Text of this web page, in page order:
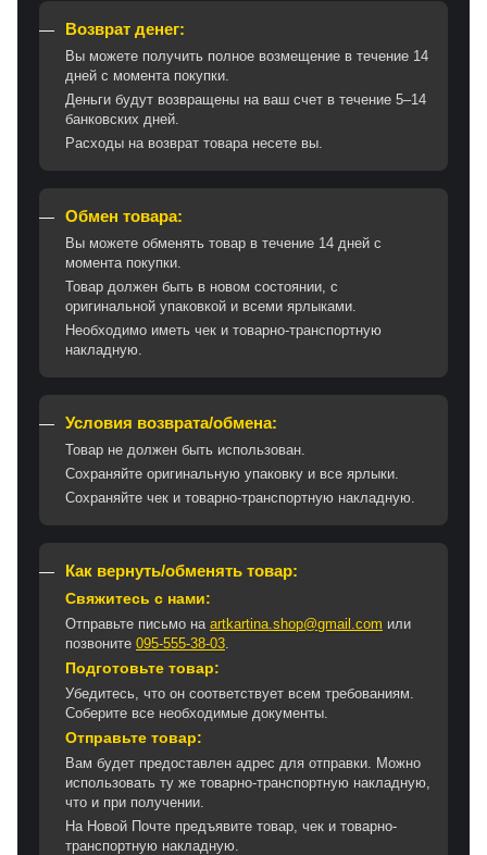
Возврат денег:
Вы можете получить полное возмещение в течение 14
дней с момента покупки.
Деньги будут возвращены на ваш счет в течение 5–14
банковских дней.
Расходы на возврат товара несете вы.
Обмен товара:
Вы можете обменять товар в течение 14 дней с
момента покупки.
Товар должен быть в новом состоянии, с
оригинальной упаковкой и всеми ярлыками.
Необходимо иметь чек и товарно-транспортную
накладную.
Условия возврата/обмена:
Товар не должен быть использован.
Сохраняйте оригинальную упаковку и все ярлыки.
Сохраняйте чек и товарно-транспортную накладную.
Как вернуть/обменять товар:
Свяжитесь с нами:
Отправьте письмо на artkartina.shop@gmail.com или
позвоните 095-555-38-03
Подготовьте товар:
Убедитесь, что он соответствует всем требованиям.
Соберите все необходимые документы.
Отправьте товар:
Вам будет предоставлен адрес для отправки. Можно
использовать ту же товарно-транспортную накладную,
что и при получении.
На Новой Почте предъявите товар, чек и товарно-
транспортную накладную.